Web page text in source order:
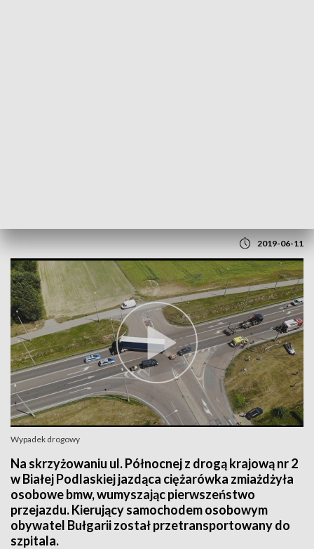
2019-06-11
Wypadek drogowy
Na skrzyżowaniu ul. Północnej z drogą krajową nr 2
w Białej Podlaskiej jazdąca ciężarówka zmiażdżyła
osobowe bmw, wumyszając pierwszeństwo
przejazdu. Kierujący samochodem osobowym
obywatel Bułgarii został przetransportowany do
szpitala.